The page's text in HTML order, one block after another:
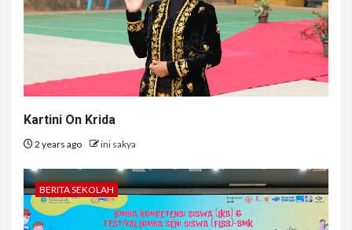
Kartini On Krida
2 years ago ini sakya
BERITA SEKOLAH